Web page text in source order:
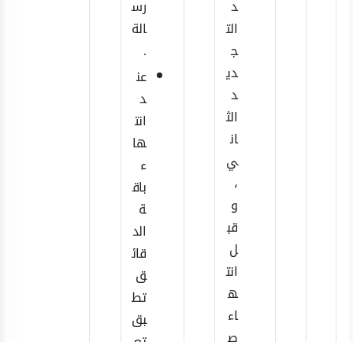
د
الت
ج
دي
د
الث
ان
ي
،
و
قب
ل
انت
ه
اء
رس
الة
.
عن
د
انت
ها
ء
باق
ة
الد
قائ
ق
تط
بق